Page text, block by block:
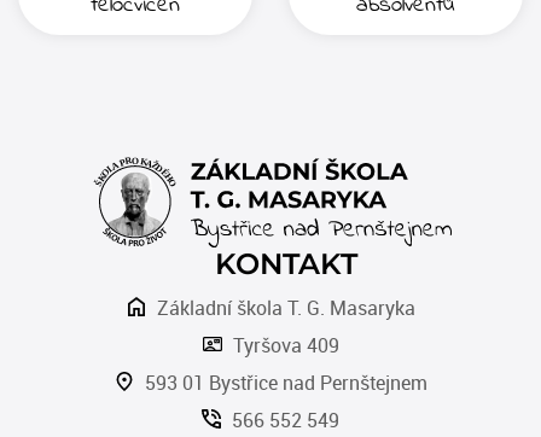
KONTAKT
Základní škola T. G. Masaryka
Tyršova 409
593 01 Bystřice nad Pernštejnem
566 552 549